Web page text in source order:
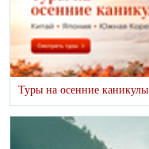
Туры на осенние каникулы